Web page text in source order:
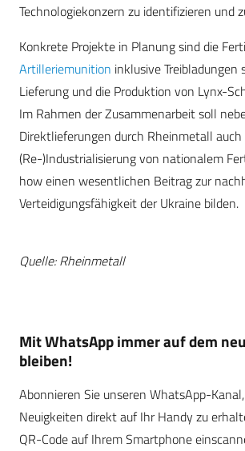
Technologiekonzern zu identifizieren und
Konkrete Projekte in Planung sind die
Artilleriemunition inklusive Treibladungen
Lieferung und die Produktion von Lynx-
Im Rahmen der Zusammenarbeit soll
Direktlieferungen durch Rheinmetall auch
(Re-)Industrialisierung von nationalem
how einen wesentlichen Beitrag zur
Verteidigungsfähigkeit der Ukraine bilden.
Quelle: Rheinmetall
Mit WhatsApp immer auf dem
bleiben!
Abonnieren Sie unseren WhatsApp-
Neuigkeiten direkt auf Ihr Handy zu
QR-Code auf Ihrem Smartphone